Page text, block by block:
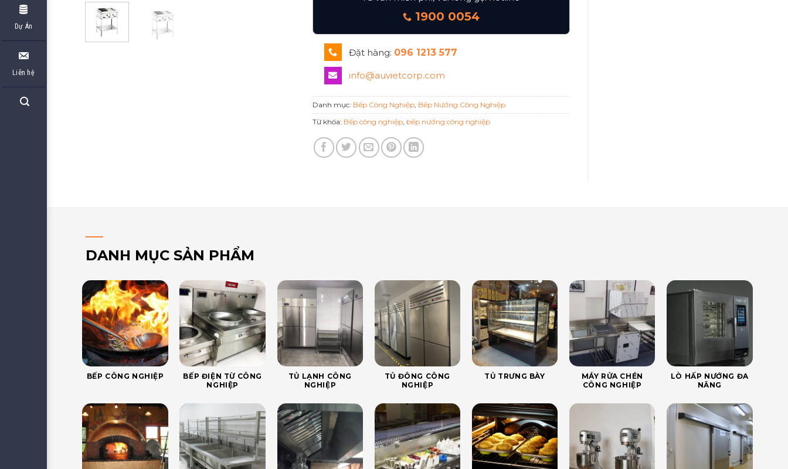
Dự Án
Liên hệ
1900 0054
Đặt hàng: 096 1213 577
info@auvietcorp.com
Danh mục: Bếp Công Nghiệp Bếp Nướng Công Nghiệp
Từ khóa: Bếp công nghiệp bếp nướng công nghiệp
DANH MỤC SẢN PHẨM
BẾP CÔNG NGHIỆP
BẾP ĐIỆN TỪ CÔNG
NGHIỆP
TỦ LẠNH CÔNG
NGHIỆP
TỦ ĐÔNG CÔNG
NGHIỆP
TỦ TRƯNG BÀY
MÁY RỬA CHÉN
CÔNG NGHIỆP
LÒ HẤP NƯỚNG ĐA
NĂNG